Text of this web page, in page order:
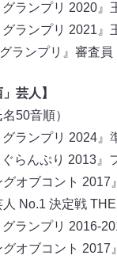
グランプリ 2020
グランプリ 2021
グランプリ』審査
」芸人】
50音順）
グランプリ 2024
ぐらんぷり 2013
グオブコント
人 No.1 決定戦
グランプリ 2016-
グオブコント